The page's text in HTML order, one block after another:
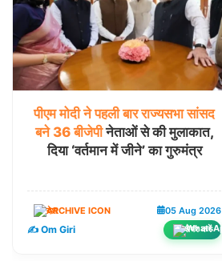
पीएम मोदी ने पहली बार राज्यसभा सांसद
बने 36 बीजेपीनेताओं से की मुलाकात,
दिया ‘वर्तमान में जीने’ का गुरुमंत्र
देश 05 Aug 2026
✍️ Om Giri शेयर करें